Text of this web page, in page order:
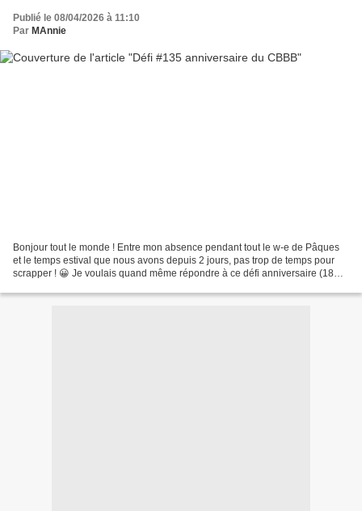
Publié le 08/04/2026 à 11:10
Par MAnnie
Bonjour tout le monde ! Entre mon absence pendant tout le w-e de Pâques
et le temps estival que nous avons depuis 2 jours, pas trop de temps pour
scrapper ! 😀 Je voulais quand même répondre à ce défi anniversaire (18